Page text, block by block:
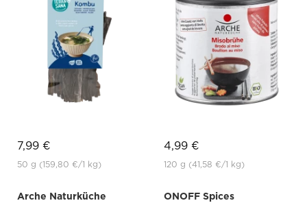
7,99 €
50 g (159,80 €/1 kg)
4,99 €
120 g (41,58 €/1 kg)
Arche Naturküche
ONOFF Spices